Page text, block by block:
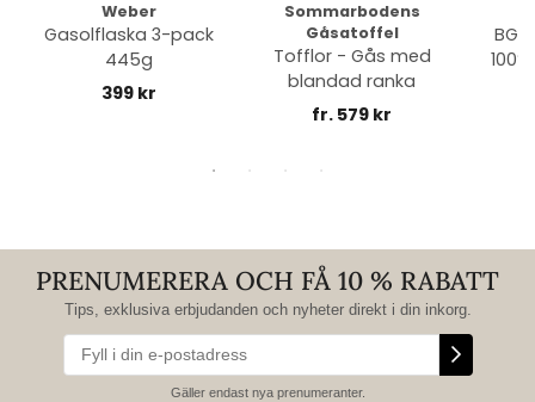
Weber
Gasolflaska 3-pack
445g
399 kr
Sommarbodens
Gåsatoffel
Tofflor - Gås med
blandad ranka
fr. 579 kr
PRENUMERERA OCH FÅ 10 % RABATT
Tips, exklusiva erbjudanden och nyheter direkt i din inkorg.
Gäller endast nya prenumeranter.